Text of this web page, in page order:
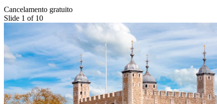
Cancelamento gratuito
Slide 1 of 10